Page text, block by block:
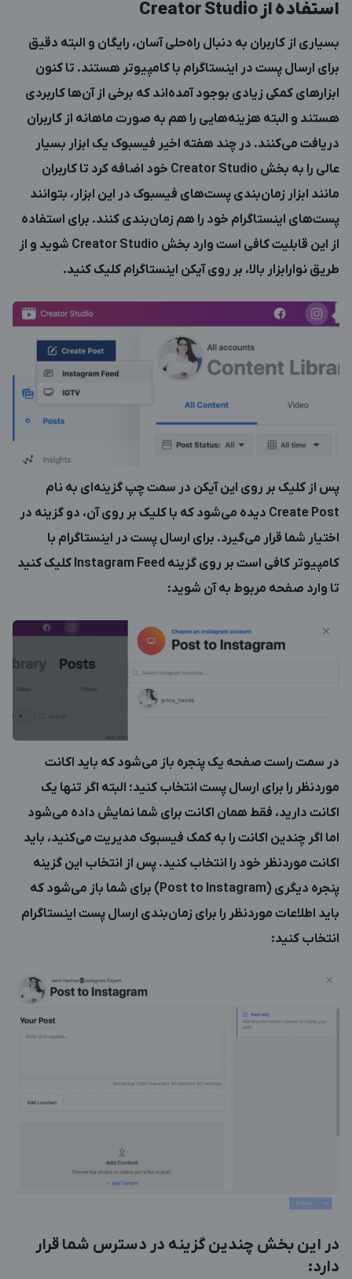
استفاده ازCreator Studio
بسیاری از کاربران به دنبال راه‌حلی آسان، رایگان و البته دقیق
برای ارسال پست در اینستاگرام با کامپیوتر هستند. تا کنون
ابزارهای کمکی زیادی بوجود آمده‌اند که برخی از آن‌ها کاربردی
هستند و البته هزینه‌هایی را هم به صورت ماهانه از کاربران
دریافت می‌کنند. در چند هفته اخیر فیسبوک یک ابزار بسیار
عالی را به بخش Creator Studio خود اضافه کرد تا کاربران
مانند ابزار زمان‌بندی پست‌های فیسبوک در این ابزار، بتوانند
پست‌های اینستاگرام خود را هم زمان‌بندی کنند. برای استفاده
از این قابلیت کافی است وارد بخش Creator Studio شوید و از
طریق نوارابزار بالا، بر روی آیکن اینستاگرام کلیک کنید.
پس از کلیک بر روی این آیکن در سمت چپ گزینه‌ای به نام
Create Post دیده می‌شود که با کلیک بر روی آن، دو گزینه در
اختیار شما قرار می‌گیرد. برای ارسال پست در اینستاگرام با
کامپیوتر کافی است بر روی گزینه Instagram Feed کلیک کنید
تا وارد صفحه مربوط به آن شوید:
در سمت راست صفحه یک پنجره باز می‌شود که باید اکانت
موردنظر را برای ارسال پست انتخاب کنید؛ البته اگر تنها یک
اکانت دارید، فقط همان اکانت برای شما نمایش داده می‌شود
اما اگر چندین اکانت را به کمک فیسبوک مدیریت می‌کنید، باید
اکانت موردنظر خود را انتخاب کنید. پس از انتخاب این گزینه
پنجره دیگری (Post to Instagram) برای شما باز می‌شود که
باید اطلاعات موردنظر را برای زمان‌بندی ارسال پست اینستاگرام
انتخاب کنید:
در این بخش چندین گزینه در دسترس شما قرار
دارد: